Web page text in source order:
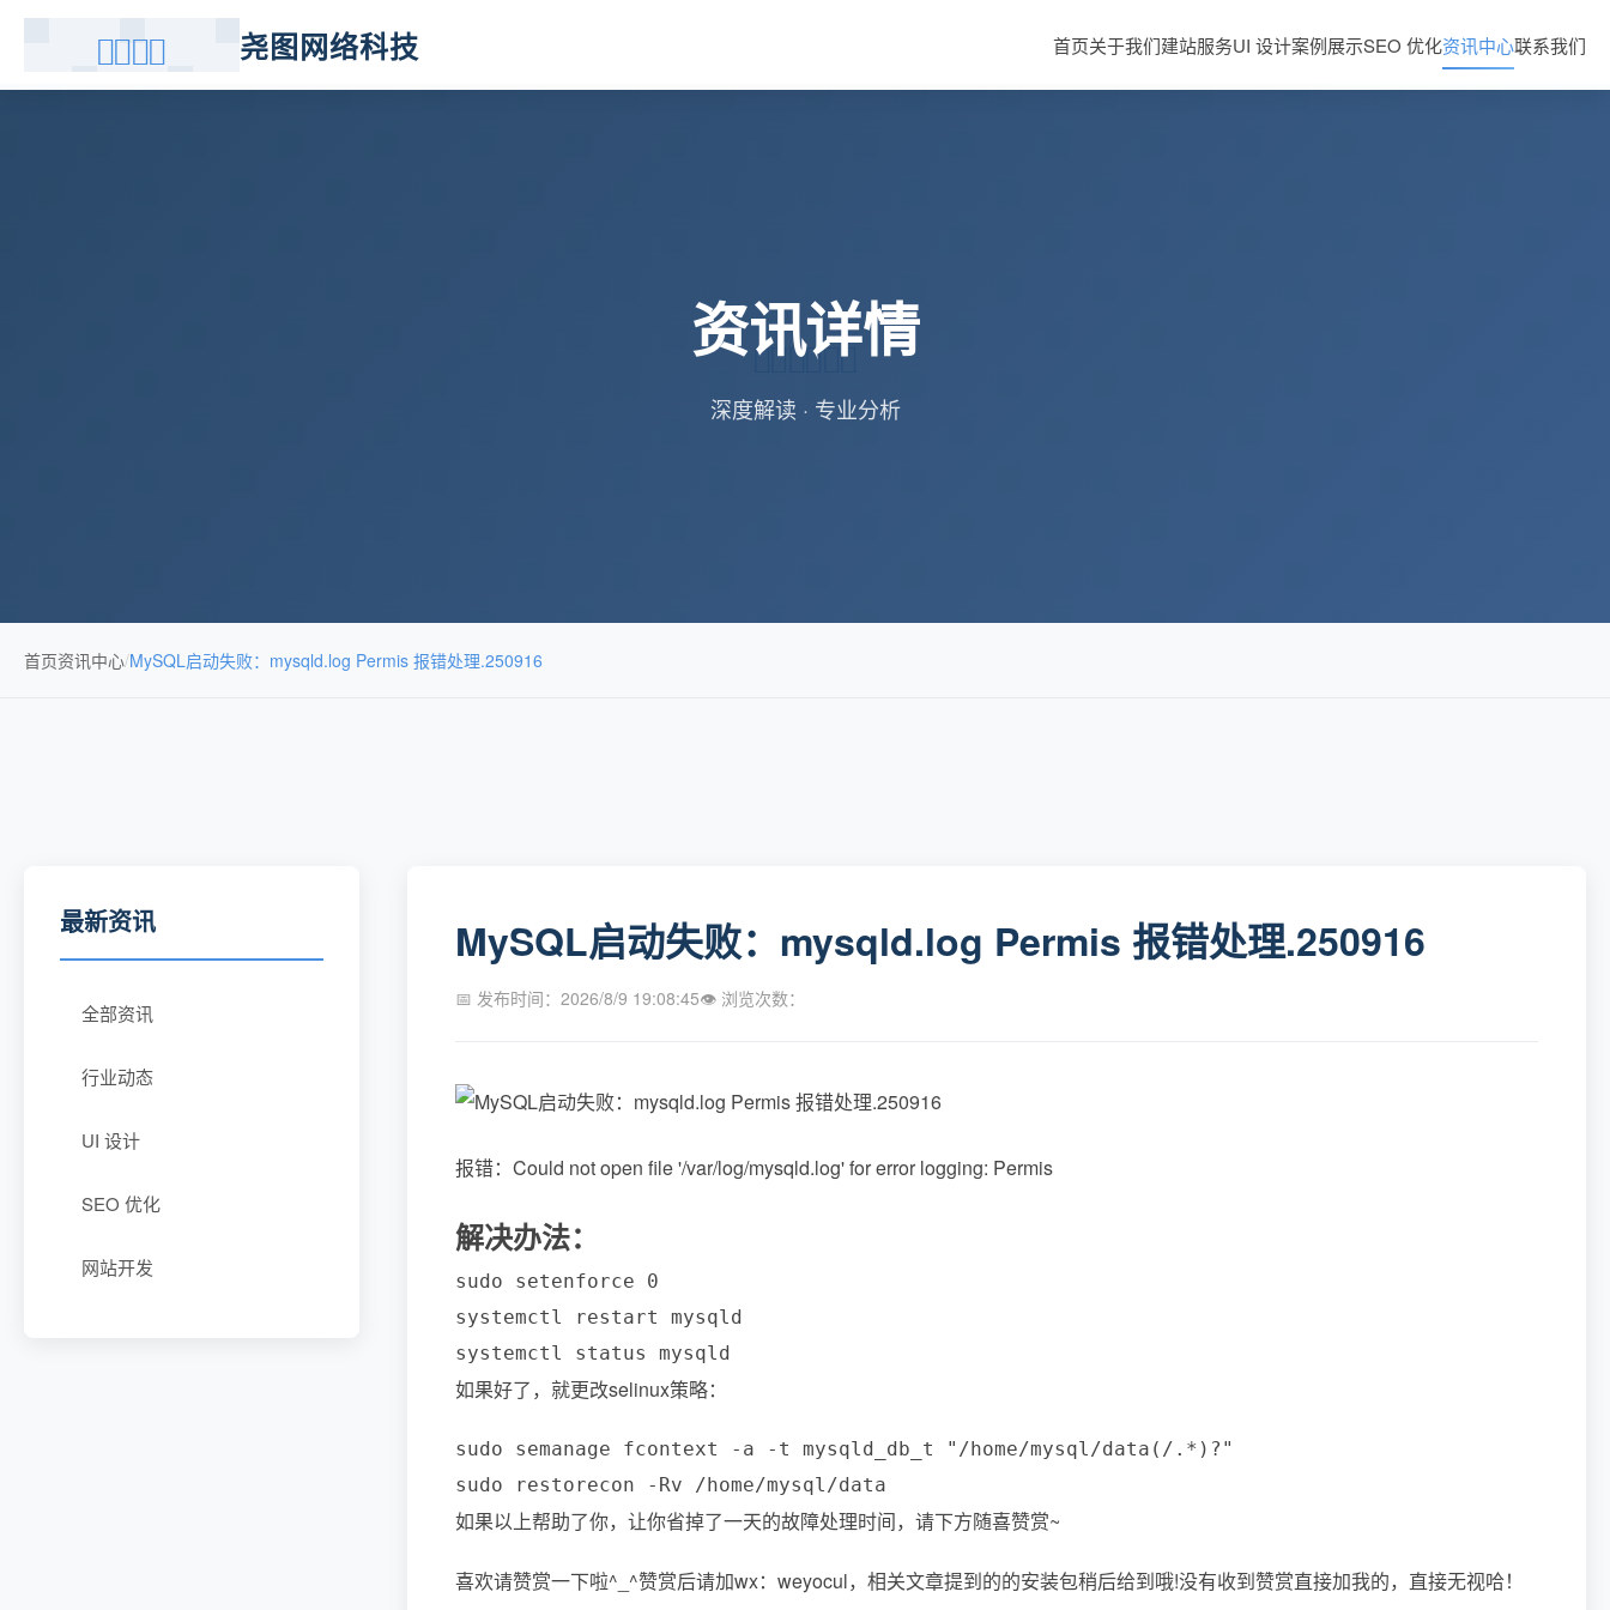
尧图网络科技 首页关于我们建站服务UI 设计案例展示SEO 优化资讯中心联系我们
资讯详情
深度解读 · 专业分析
首页资讯中心/MySQL启动失败：mysqld.log Permis 报错处理.250916
最新资讯
全部资讯
行业动态
UI 设计
SEO 优化
网站开发
MySQL启动失败：mysqld.log Permis 报错处理.250916
📅 发布时间：2026/8/9 19:08:45👁 浏览次数：
报错：Could not open file '/var/log/mysqld.log' for error logging: Permis
解决办法：
sudo setenforce 0
systemctl restart mysqld
如果好了，就更改selinux策略：
sudo semanage fcontext -a -t mysqld_db_t "/home/mysql/data(/.*)?"
如果以上帮助了你，让你省掉了一天的故障处理时间，请下方随喜赞赏~
喜欢请赞赏一下啦^_^赞赏后请加wx：weyocul，相关文章提到的的安装包稍后给到哦!没有收到赞赏直接加我的，直接无视哈！